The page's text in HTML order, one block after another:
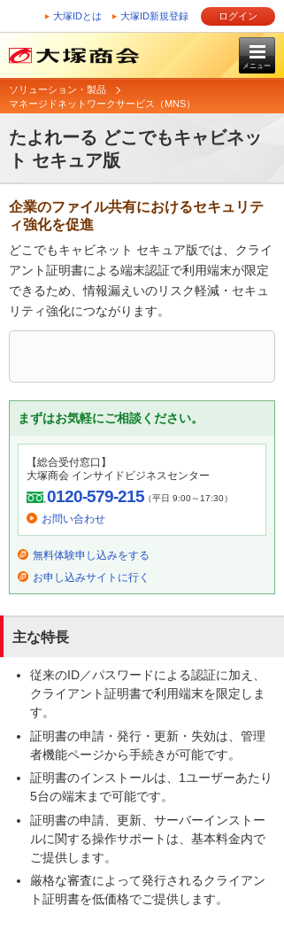
大塚IDとは 大塚ID新規登録 ログイン
メニュー
ソリューション・製品
マネージドネットワークサービス（MNS）
たよれーる どこでもキャビネッ
ト セキュア版
企業のファイル共有におけるセキュリテ
ィ強化を促進
どこでもキャビネット セキュア版では、クライ
アント証明書による端末認証で利用端末が限定
できるため、情報漏えいのリスク軽減・セキュ
リティ強化につながります。
まずはお気軽にご相談ください。
【総合受付窓口】
大塚商会 インサイドビジネスセンター
0120-579-215（平日 9:00～17:30）
お問い合わせ
無料体験申し込みをする
お申し込みサイトに行く
主な特長
従来のID／パスワードによる認証に加え、
クライアント証明書で利用端末を限定しま
す。
証明書の申請・発行・更新・失効は、管理
者機能ページから手続きが可能です。
証明書のインストールは、1ユーザーあたり
5台の端末まで可能です。
証明書の申請、更新、サーバーインストー
ルに関する操作サポートは、基本料金内で
ご提供します。
厳格な審査によって発行されるクライアン
ト証明書を低価格でご提供します。